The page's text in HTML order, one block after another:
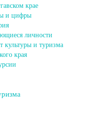
крае
и цифры
личности
культуры и туризма
края